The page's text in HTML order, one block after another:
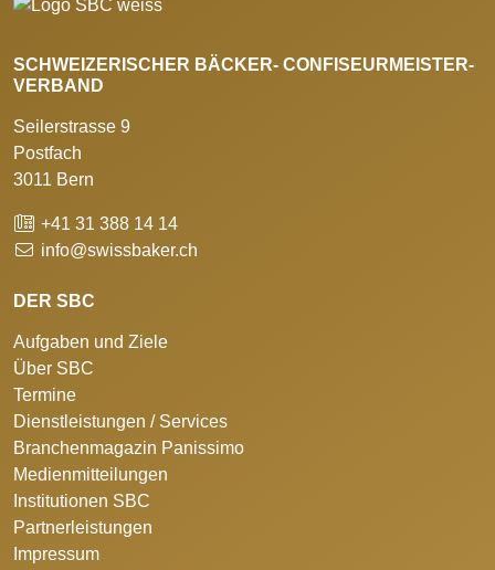
SCHWEIZERISCHER BÄCKER- CONFISEURMEISTER-
VERBAND
Seilerstrasse 9
Postfach
3011 Bern
+41 31 388 14 14
info@swissbaker.ch
DER SBC
Aufgaben und Ziele
Über SBC
Termine
Dienstleistungen / Services
Branchenmagazin Panissimo
Medienmitteilungen
Institutionen SBC
Partnerleistungen
Impressum